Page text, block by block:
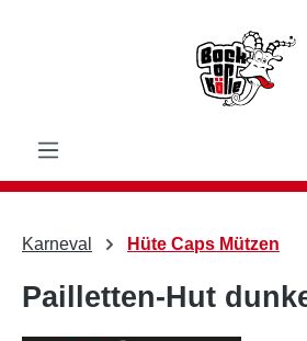
Karneval Hüte Caps Mützen
Pailletten-Hut